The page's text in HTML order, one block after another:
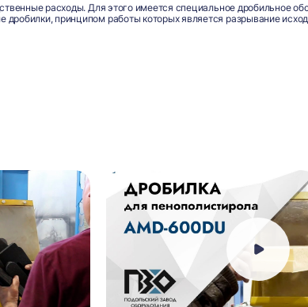
расходы. Для этого имеется специальное дробильное
принципом работы которых является разрывание